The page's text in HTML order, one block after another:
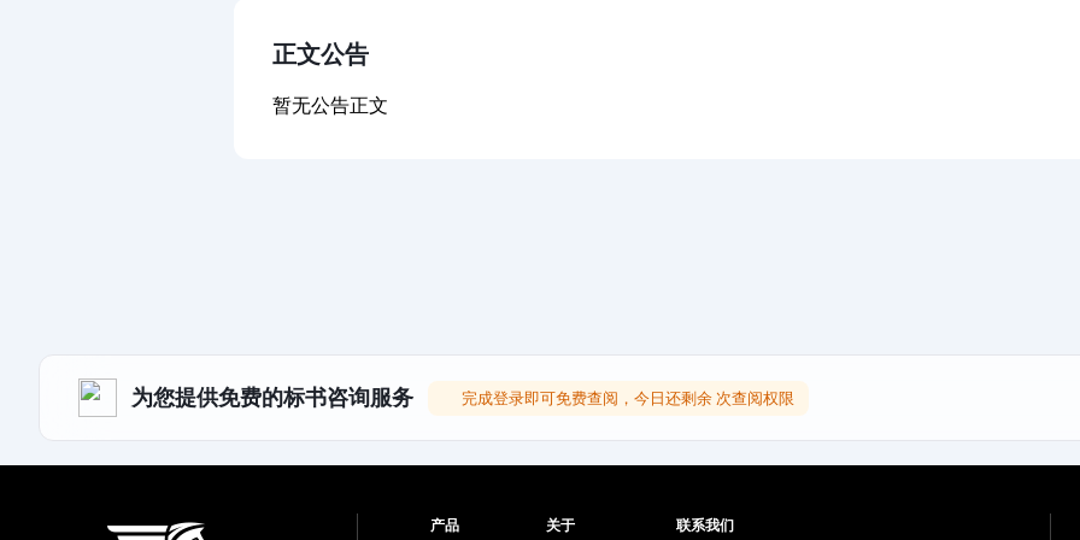
正文公告
暂无公告正文
为您提供免费的标书咨询服务 完成登录即可免费查阅，今日还剩余 次查阅权限
产品 关于 联系我们